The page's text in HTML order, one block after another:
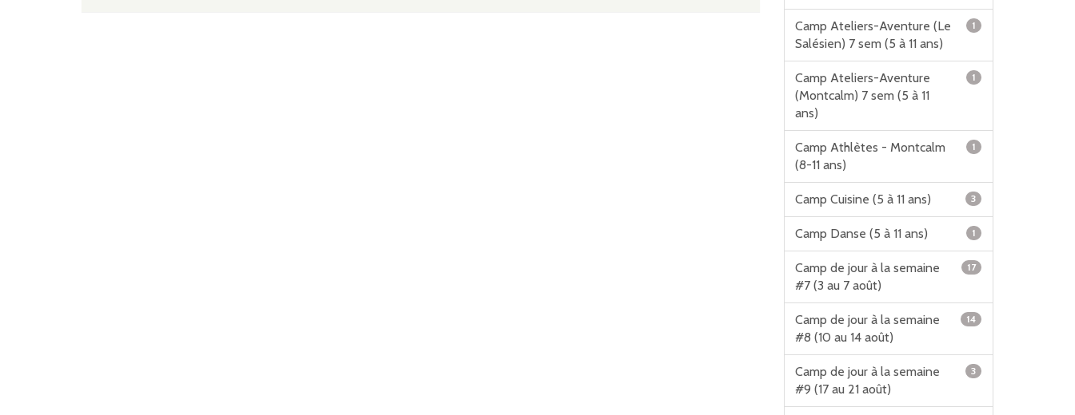
Camp Ateliers-Aventure (Le
Salésien) 7 sem (5 à 11 ans)
1
Camp Ateliers-Aventure
(Montcalm) 7 sem (5 à 11
ans)
1
Camp Athlètes - Montcalm
(8-11 ans)
1
Camp Cuisine (5 à 11 ans) 3
Camp Danse (5 à 11 ans) 1
Camp de jour à la semaine
#7 (3 au 7 août)
17
Camp de jour à la semaine
#8 (10 au 14 août)
14
Camp de jour à la semaine
#9 (17 au 21 août)
3